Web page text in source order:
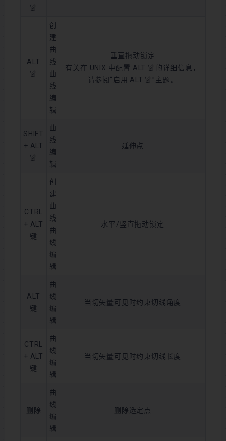
键
ALT
键
创
建
曲
线
曲
线
编
辑
垂直拖动锁定
有关在 UNIX 中配置 ALT 键的详细信息，
请参阅“启用 ALT 键”主题。
SHIFT
+ ALT
键
曲
线
编
辑
延伸点
CTRL
+ ALT
键
创
建
曲
线
曲
线
编
辑
水平/竖直拖动锁定
ALT
键
曲
线
编
辑
当切矢量可见时约束切线角度
CTRL
+ ALT
键
曲
线
编
辑
当切矢量可见时约束切线长度
删除
曲
线
编
辑
删除选定点